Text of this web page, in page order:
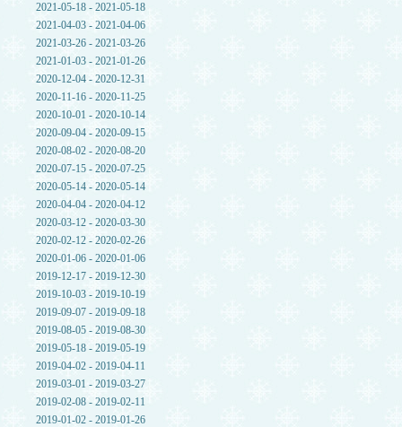
2021-05-18 - 2021-05-18
2021-04-03 - 2021-04-06
2021-03-26 - 2021-03-26
2021-01-03 - 2021-01-26
2020-12-04 - 2020-12-31
2020-11-16 - 2020-11-25
2020-10-01 - 2020-10-14
2020-09-04 - 2020-09-15
2020-08-02 - 2020-08-20
2020-07-15 - 2020-07-25
2020-05-14 - 2020-05-14
2020-04-04 - 2020-04-12
2020-03-12 - 2020-03-30
2020-02-12 - 2020-02-26
2020-01-06 - 2020-01-06
2019-12-17 - 2019-12-30
2019-10-03 - 2019-10-19
2019-09-07 - 2019-09-18
2019-08-05 - 2019-08-30
2019-05-18 - 2019-05-19
2019-04-02 - 2019-04-11
2019-03-01 - 2019-03-27
2019-02-08 - 2019-02-11
2019-01-02 - 2019-01-26